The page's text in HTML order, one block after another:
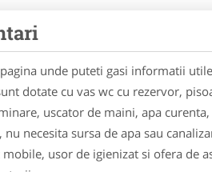
unde puteti gasi informatii
dotate cu vas wc cu rezervor,
uscator de maini, apa
necesita sursa de apa sau
usor de igienizat si ofera de